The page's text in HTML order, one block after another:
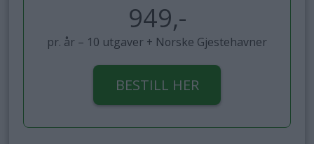
949,-
pr. år – 10 utgaver + Norske Gjestehavner
BESTILL HER